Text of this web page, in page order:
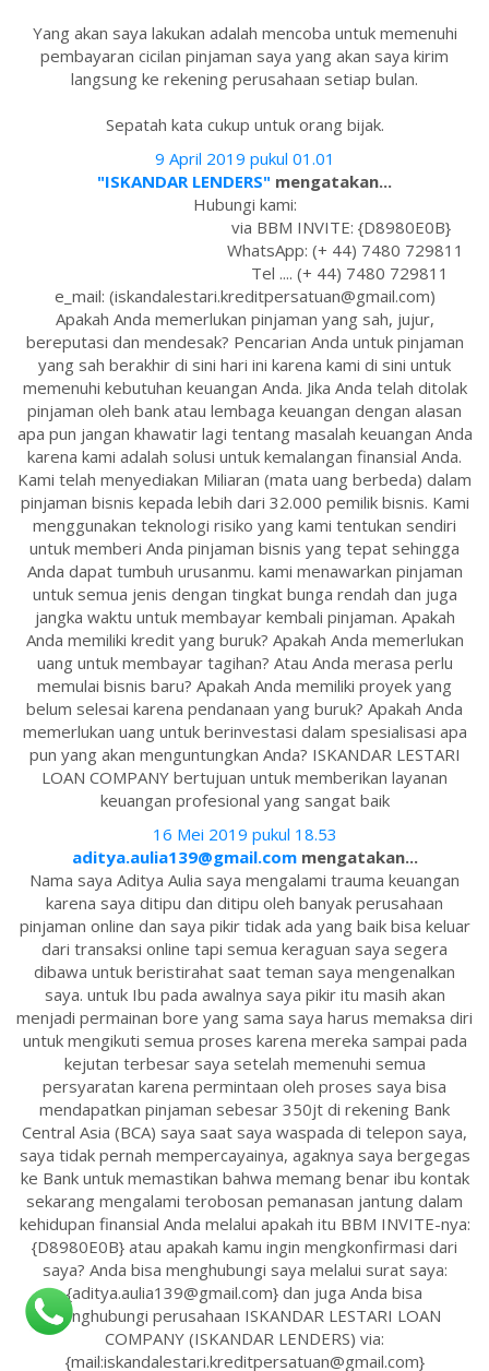
Yang akan saya lakukan adalah mencoba untuk memenuhi
pembayaran cicilan pinjaman saya yang akan saya kirim
langsung ke rekening perusahaan setiap bulan.
Sepatah kata cukup untuk orang bijak.
9 April 2019 pukul 01.01
"ISKANDAR LENDERS" mengatakan...
Hubungi kami:
via BBM INVITE: {D8980E0B}
WhatsApp: (+ 44) 7480 729811
Tel .... (+ 44) 7480 729811
e_mail: (iskandalestari.kreditpersatuan@gmail.com)
Apakah Anda memerlukan pinjaman yang sah, jujur,
bereputasi dan mendesak? Pencarian Anda untuk pinjaman
yang sah berakhir di sini hari ini karena kami di sini untuk
memenuhi kebutuhan keuangan Anda. Jika Anda telah ditolak
pinjaman oleh bank atau lembaga keuangan dengan alasan
apa pun jangan khawatir lagi tentang masalah keuangan Anda
karena kami adalah solusi untuk kemalangan finansial Anda.
Kami telah menyediakan Miliaran (mata uang berbeda) dalam
pinjaman bisnis kepada lebih dari 32.000 pemilik bisnis. Kami
menggunakan teknologi risiko yang kami tentukan sendiri
untuk memberi Anda pinjaman bisnis yang tepat sehingga
Anda dapat tumbuh urusanmu. kami menawarkan pinjaman
untuk semua jenis dengan tingkat bunga rendah dan juga
jangka waktu untuk membayar kembali pinjaman. Apakah
Anda memiliki kredit yang buruk? Apakah Anda memerlukan
uang untuk membayar tagihan? Atau Anda merasa perlu
memulai bisnis baru? Apakah Anda memiliki proyek yang
belum selesai karena pendanaan yang buruk? Apakah Anda
memerlukan uang untuk berinvestasi dalam spesialisasi apa
pun yang akan menguntungkan Anda? ISKANDAR LESTARI
LOAN COMPANY bertujuan untuk memberikan layanan
keuangan profesional yang sangat baik
16 Mei 2019 pukul 18.53
aditya.aulia139@gmail.commengatakan...
Nama saya Aditya Aulia saya mengalami trauma keuangan
karena saya ditipu dan ditipu oleh banyak perusahaan
pinjaman online dan saya pikir tidak ada yang baik bisa keluar
dari transaksi online tapi semua keraguan saya segera
dibawa untuk beristirahat saat teman saya mengenalkan
saya. untuk Ibu pada awalnya saya pikir itu masih akan
menjadi permainan bore yang sama saya harus memaksa diri
untuk mengikuti semua proses karena mereka sampai pada
kejutan terbesar saya setelah memenuhi semua
persyaratan karena permintaan oleh proses saya bisa
mendapatkan pinjaman sebesar 350jt di rekening Bank
Central Asia (BCA) saya saat saya waspada di telepon saya,
saya tidak pernah mempercayainya, agaknya saya bergegas
ke Bank untuk memastikan bahwa memang benar ibu kontak
sekarang mengalami terobosan pemanasan jantung dalam
kehidupan finansial Anda melalui apakah itu BBM INVITE-nya:
{D8980E0B} atau apakah kamu ingin mengkonfirmasi dari
saya? Anda bisa menghubungi saya melalui surat saya:
{aditya.aulia139@gmail.com} dan juga Anda bisa
menghubungi perusahaan ISKANDAR LESTARI LOAN
COMPANY (ISKANDAR LENDERS) via:
{mail:iskandalestari.kreditpersatuan@gmail.com}